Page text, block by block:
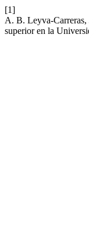
[1]
A. B. Leyva-Carreras,
superior en la